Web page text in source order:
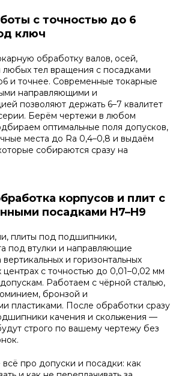
с точностью до 6
ключ
обработку валов, осей,
любых тел вращения с посадками
и точнее. Современные токарные
направляющими и
позволяют держать 6–7 квалитет
Берём чертежи в любом
оптимальные поля допусков,
места до Ra 0,4–0,8 и выдаём
собираются сразу на
корпусов и плит с
посадками H7–H9
плиты под подшипники,
под втулки и направляющие
вертикальных и горизонтальных
с точностью до 0,01–0,02 мм
Работаем с чёрной сталью,
бронзой и
пластиками. После обработки сразу
качения и скольжения —
строго по вашему чертежу без
всё про допуски и посадки: как